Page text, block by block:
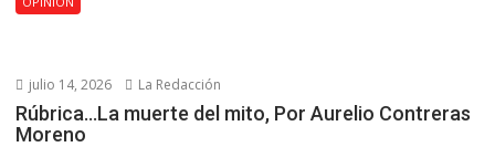
julio 14, 2026 La Redacción
Rúbrica…La muerte del mito, Por Aurelio Contreras
Moreno